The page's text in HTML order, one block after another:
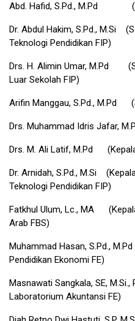
Abd. Hafid, S.Pd., M.Pd
Dr. Abdul Hakim, S.Pd., M.Si
Teknologi Pendidikan FIP)
Drs. H. Alimin Umar, M.Pd
Luar Sekolah FIP)
Arifin Manggau, S.Pd., M.Pd
Drs. Muhammad Idris Jafar,
Drs. M. Ali Latif, M.Pd
Dr. Arnidah, S.Pd., M.Si
Teknologi Pendidikan FIP)
Fatkhul Ulum, Lc., MA
Arab FBS)
Muhammad Hasan, S.Pd.,
Pendidikan Ekonomi FE)
Masnawati Sangkala, SE,
Laboratorium Akuntansi FE)